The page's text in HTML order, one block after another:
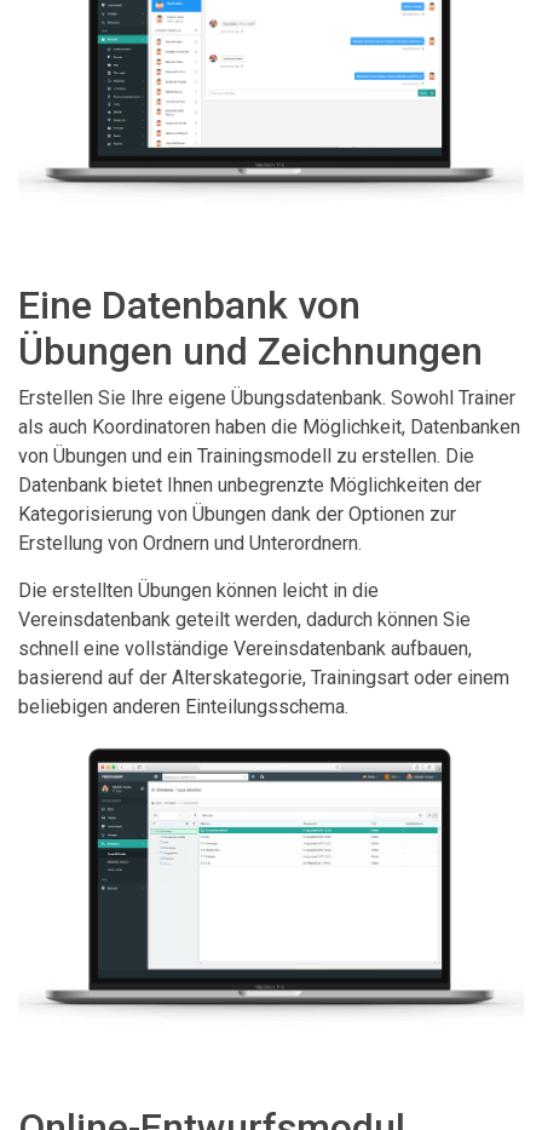
Eine Datenbank von
Übungen und Zeichnungen
Erstellen Sie Ihre eigene Übungsdatenbank. Sowohl Trainer
als auch Koordinatoren haben die Möglichkeit, Datenbanken
von Übungen und ein Trainingsmodell zu erstellen. Die
Datenbank bietet Ihnen unbegrenzte Möglichkeiten der
Kategorisierung von Übungen dank der Optionen zur
Erstellung von Ordnern und Unterordnern.
Die erstellten Übungen können leicht in die
Vereinsdatenbank geteilt werden, dadurch können Sie
schnell eine vollständige Vereinsdatenbank aufbauen,
basierend auf der Alterskategorie, Trainingsart oder einem
beliebigen anderen Einteilungsschema.